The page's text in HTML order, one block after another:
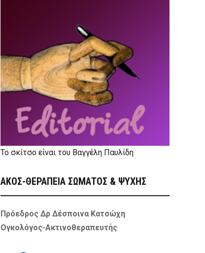
Το σκίτσο είναι του Βαγγέλη Παυλίδη
ΑΚΟΣ-ΘΕΡΑΠΕΙΑ ΣΩΜΑΤΟΣ & ΨΥΧΗΣ
Πρόεδρος Δρ Δέσποινα Κατσώχη
Ογκολόγος-Ακτινοθεραπευτής